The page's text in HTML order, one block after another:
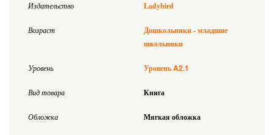
Издательство Ladybird
Возраст
Дошкольники - младшие
школьники
Уровень УровеньA2.1
Вид товара Книга
Обложка Мягкая обложка